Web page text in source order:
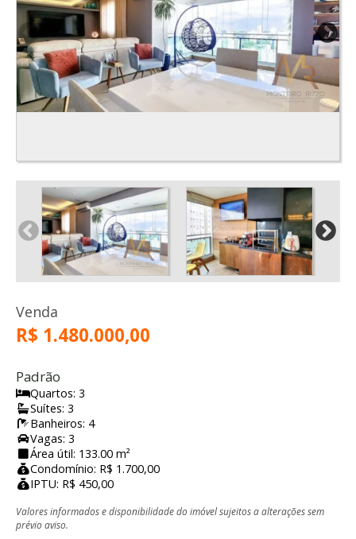
Venda
R$ 1.480.000,00
Padrão
Quartos: 3
Suítes: 3
Banheiros: 4
Vagas: 3
Área útil: 133.00 m²
Condomínio: R$ 1.700,00
IPTU: R$ 450,00
Valores informados e disponibilidade do imóvel sujeitos a alterações sem
prévio aviso.